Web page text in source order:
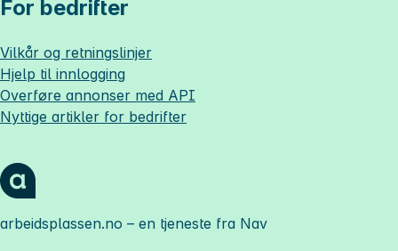
For bedrifter
Vilkår og retningslinjer
Hjelp til innlogging
Overføre annonser med API
Nyttige artikler for bedrifter
arbeidsplassen.no – en tjeneste fra Nav